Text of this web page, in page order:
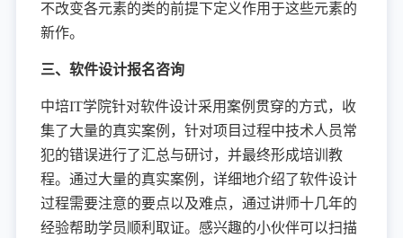
不改变各元素的类的前提下定义作用于这些元素的
新作。
三、软件设计报名咨询
中培IT学院针对软件设计采用案例贯穿的方式，收
集了大量的真实案例，针对项目过程中技术人员常
犯的错误进行了汇总与研讨，并最终形成培训教
程。通过大量的真实案例，详细地介绍了软件设计
过程需要注意的要点以及难点，通过讲师十几年的
经验帮助学员顺利取证。感兴趣的小伙伴可以扫描